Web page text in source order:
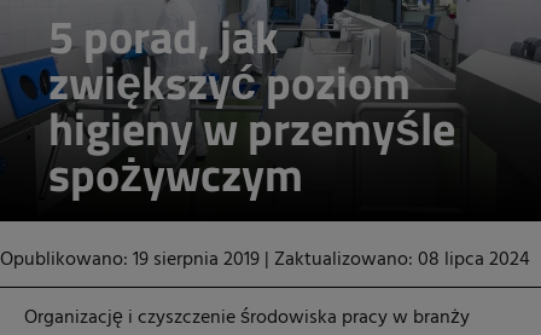
5 porad, jak
zwiększyć poziom
higieny w przemyśle
spożywczym
Opublikowano: 19 sierpnia 2019| Zaktualizowano: 08 lipca 2024
Organizację i czyszczenie środowiska pracy w branży